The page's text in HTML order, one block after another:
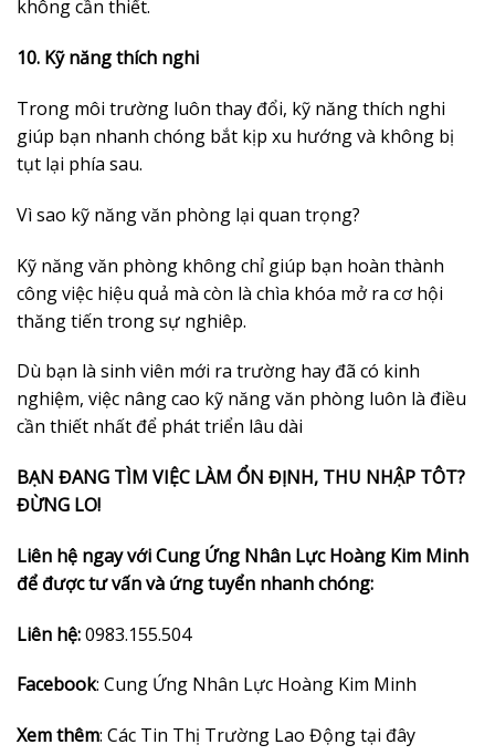
không cần thiết.
10. Kỹ năng thích nghi
Trong môi trường luôn thay đổi, kỹ năng thích nghi
giúp bạn nhanh chóng bắt kịp xu hướng và không bị
tụt lại phía sau.
Vì sao kỹ năng văn phòng lại quan trọng?
Kỹ năng văn phòng không chỉ giúp bạn hoàn thành
công việc hiệu quả mà còn là chìa khóa mở ra cơ hội
thăng tiến trong sự nghiêp.
Dù bạn là sinh viên mới ra trường hay đã có kinh
nghiệm, việc nâng cao kỹ năng văn phòng luôn là điều
cần thiết nhất để phát triển lâu dài
BẠN ĐANG TÌM VIỆC LÀM ỔN ĐỊNH, THU NHẬP TÔT?
ĐỪNG LO!
Liên hệ ngay với Cung Ứng Nhân Lực Hoàng Kim Minh
để được tư vấn và ứng tuyển nhanh chóng:
Liên hệ:0983.155.504
Facebook: Cung Ứng Nhân Lực Hoàng Kim Minh
Xem thêm: Các Tin Thị Trường Lao Động tại đây